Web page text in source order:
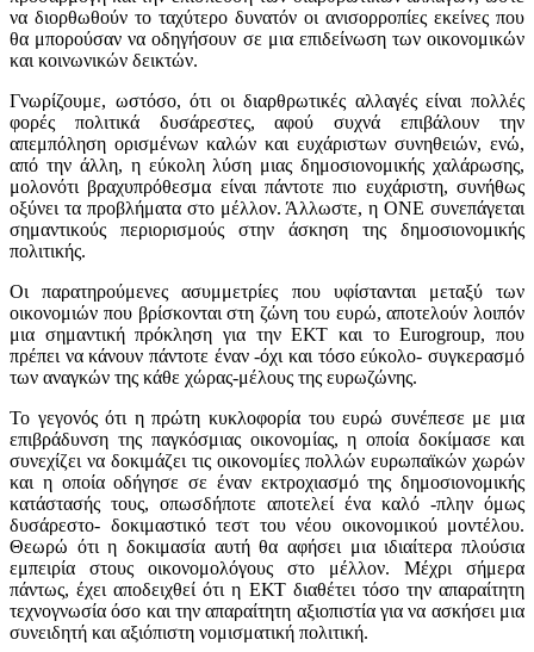
να διορθωθούν το ταχύτερο δυνατόν οι ανισορροπίες εκείνες που
θα μπορούσαν να οδηγήσουν σε μια επιδείνωση των οικονομικών
και κοινωνικών δεικτών.
Γνωρίζουμε, ωστόσο, ότι οι διαρθρωτικές αλλαγές είναι πολλές
φορές πολιτικά δυσάρεστες, αφού συχνά επιβάλουν την
απεμπόληση ορισμένων καλών και ευχάριστων συνηθειών, ενώ,
από την άλλη, η εύκολη λύση μιας δημοσιονομικής χαλάρωσης,
μολονότι βραχυπρόθεσμα είναι πάντοτε πιο ευχάριστη, συνήθως
οξύνει τα προβλήματα στο μέλλον. Άλλωστε, η ΟΝΕ συνεπάγεται
σημαντικούς περιορισμούς στην άσκηση της δημοσιονομικής
πολιτικής.
Οι παρατηρούμενες ασυμμετρίες που υφίστανται μεταξύ των
οικονομιών που βρίσκονται στη ζώνη του ευρώ, αποτελούν λοιπόν
μια σημαντική πρόκληση για την ΕΚΤ και το Eurogroup, που
πρέπει να κάνουν πάντοτε έναν -όχι και τόσο εύκολο- συγκερασμό
των αναγκών της κάθε χώρας-μέλους της ευρωζώνης.
Το γεγονός ότι η πρώτη κυκλοφορία του ευρώ συνέπεσε με μια
επιβράδυνση της παγκόσμιας οικονομίας, η οποία δοκίμασε και
συνεχίζει να δοκιμάζει τις οικονομίες πολλών ευρωπαϊκών χωρών
και η οποία οδήγησε σε έναν εκτροχιασμό της δημοσιονομικής
κατάστασής τους, οπωσδήποτε αποτελεί ένα καλό -πλην όμως
δυσάρεστο- δοκιμαστικό τεστ του νέου οικονομικού μοντέλου.
Θεωρώ ότι η δοκιμασία αυτή θα αφήσει μια ιδιαίτερα πλούσια
εμπειρία στους οικονομολόγους στο μέλλον. Μέχρι σήμερα
πάντως, έχει αποδειχθεί ότι η ΕΚΤ διαθέτει τόσο την απαραίτητη
τεχνογνωσία όσο και την απαραίτητη αξιοπιστία για να ασκήσει μια
συνειδητή και αξιόπιστη νομισματική πολιτική.